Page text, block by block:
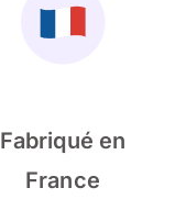
Fabriqué en
France